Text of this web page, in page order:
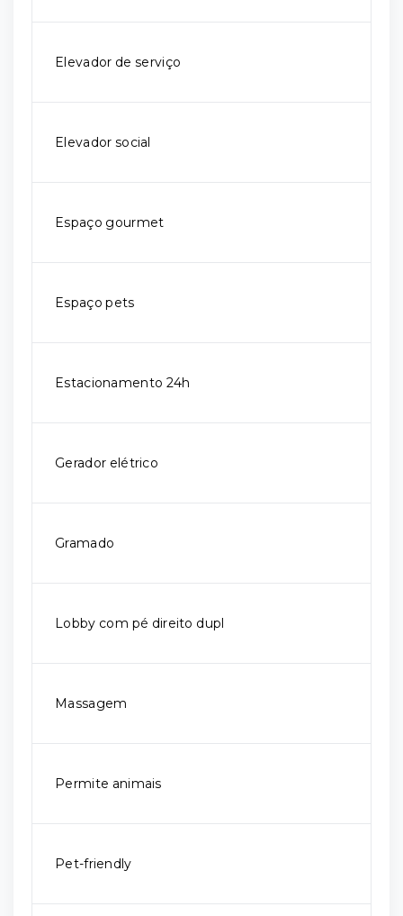
Elevador de serviço
Elevador social
Espaço gourmet
Espaço pets
Estacionamento 24h
Gerador elétrico
Gramado
Lobby com pé direito dupl
Massagem
Permite animais
Pet-friendly